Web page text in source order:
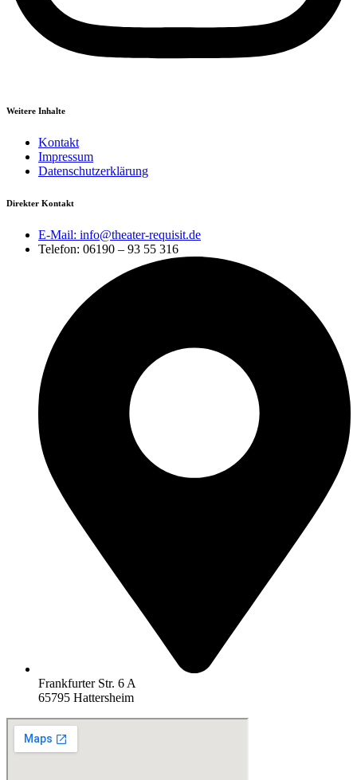
Weitere Inhalte
Kontakt
Impressum
Datenschutzerklärung
Direkter Kontakt
E-Mail: info@theater-requisit.de
Telefon: 06190 – 93 55 316
Frankfurter Str. 6 A
65795 Hattersheim